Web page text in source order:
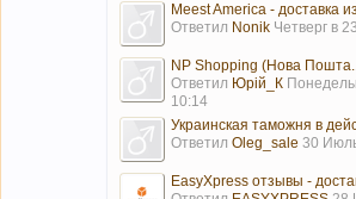
Meest America - доставка
Ответил Nonik Четверг в
NP Shopping (Нова
Ответил Юрій_К
10:14
Украинская таможня в
Ответил Oleg_sale 30
EasyXpress отзывы -